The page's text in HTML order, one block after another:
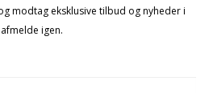
modtag eksklusive tilbud og nyheder i
igen.